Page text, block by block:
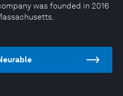
was founded in 2016